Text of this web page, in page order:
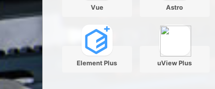
Vue Astro
Element Plus uView Plus